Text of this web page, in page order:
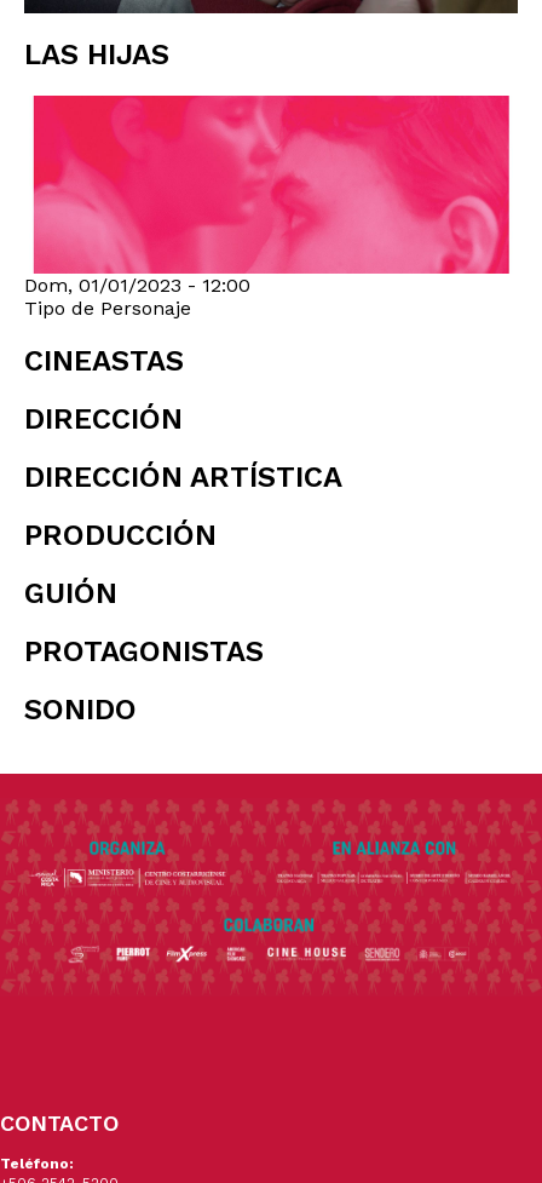
LAS HIJAS
Dom, 01/01/2023 - 12:00
Tipo de Personaje
CINEASTAS
DIRECCIÓN
DIRECCIÓN ARTÍSTICA
PRODUCCIÓN
GUIÓN
PROTAGONISTAS
SONIDO
CONTACTO
Teléfono: